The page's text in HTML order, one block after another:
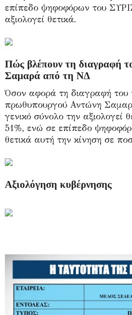
επίπεδο ψηφοφόρων του
αξιολογεί θετικά.
Πώς βλέπουν τη διαγραφή
Σαμαρά από τη ΝΔ
Όσον αφορά τη διαγραφή του
πρωθυπουργού Αντώνη
γενικό σύνολο την αξιολογεί
51%, ενώ σε επίπεδο
θετικά αυτή την κίνηση σε
Αξιολόγηση κυβέρνησης